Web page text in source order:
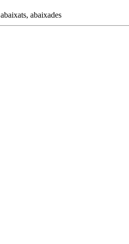
abaixats, abaixades